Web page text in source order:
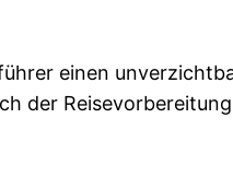
einen
der